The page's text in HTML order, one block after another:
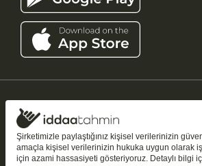
iddaatahmin11.com
Tüm Hakları Saklıdır
18+ Bu sitedeki tahmin ve analizler yalnızca
Şirketimizle paylaştığınız kişisel verilerinizin
amaçla kişisel verilerinizin hukuka uygun olarak
için azami hassasiyeti gösteriyoruz. Detaylı bilgi